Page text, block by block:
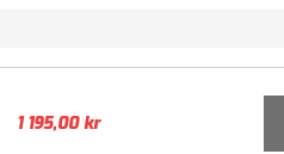
1 195,00kr